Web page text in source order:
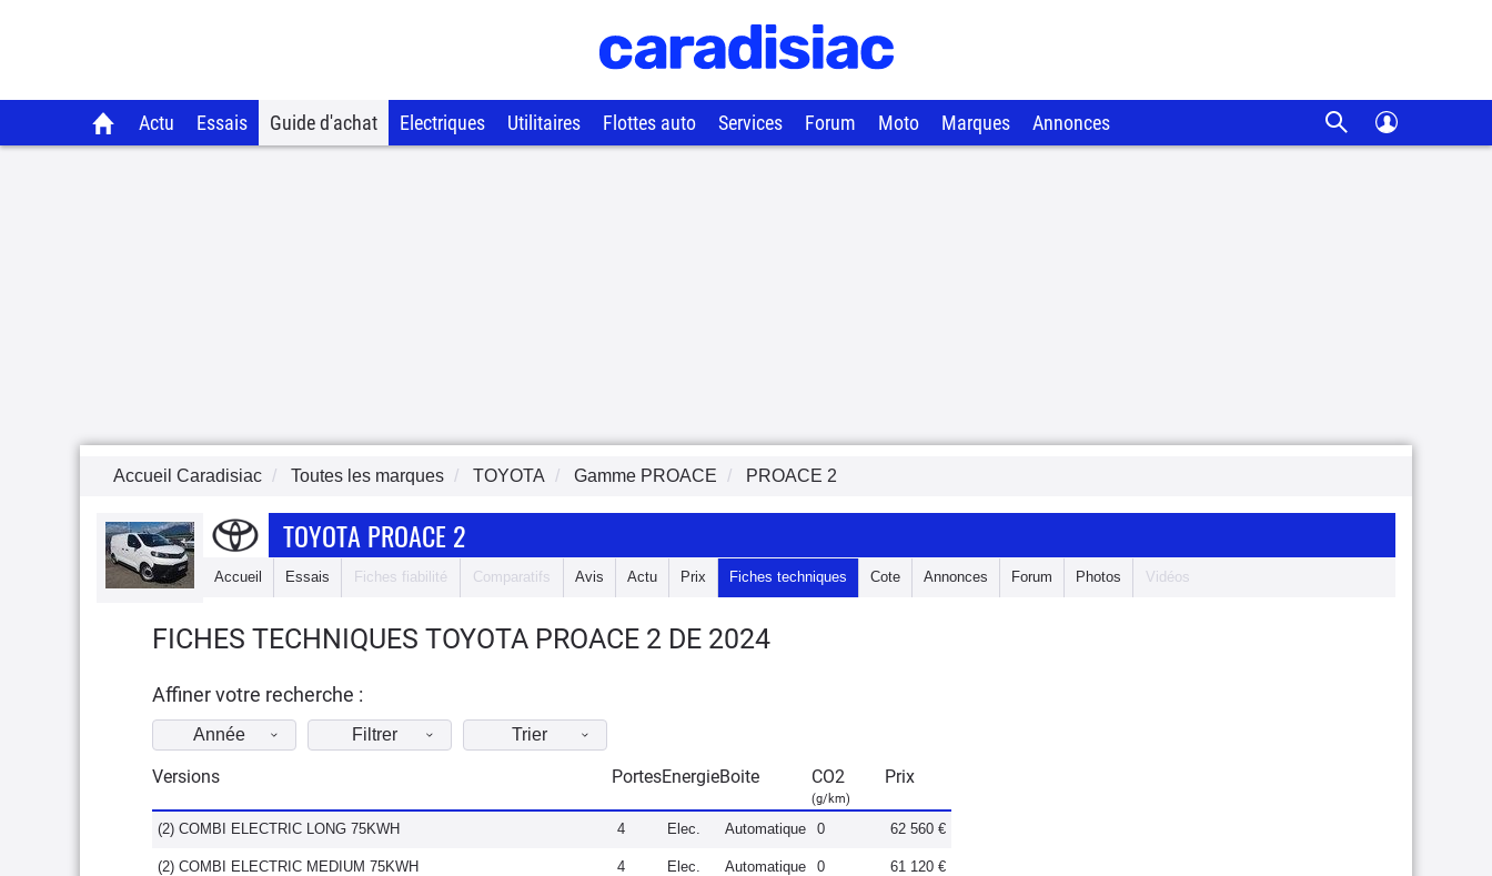
Actu Essais Guide d'achat Electriques Utilitaires Flottes auto Services Forum Moto Marques Annonces
Accueil Caradisiac Toutes les marques TOYOTA Gamme PROACE PROACE 2
TOYOTA PROACE 2
Accueil Essais Fiches fiabilité Comparatifs Avis Actu Prix Fiches techniques Cote Annonces Forum Photos Vidéos
FICHES TECHNIQUES TOYOTA PROACE 2 DE 2024
Affiner votre recherche :
Année Filtrer Trier
Versions PortesEnergieBoite CO2
(g/km)
Prix
(2) COMBI ELECTRIC LONG 75KWH 4 Elec. Automatique 0 62 560 €
(2) COMBI ELECTRIC MEDIUM 75KWH 4 Elec. Automatique 0
61 120 €